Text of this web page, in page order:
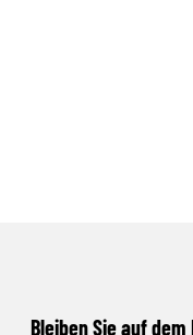
Bleiben Sie auf